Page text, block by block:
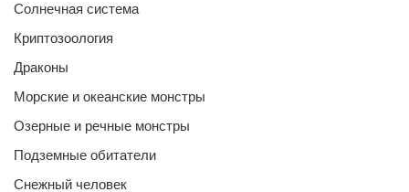
Солнечная система
Криптозоология
Драконы
Морские и океанские монстры
Озерные и речные монстры
Подземные обитатели
Снежный человек